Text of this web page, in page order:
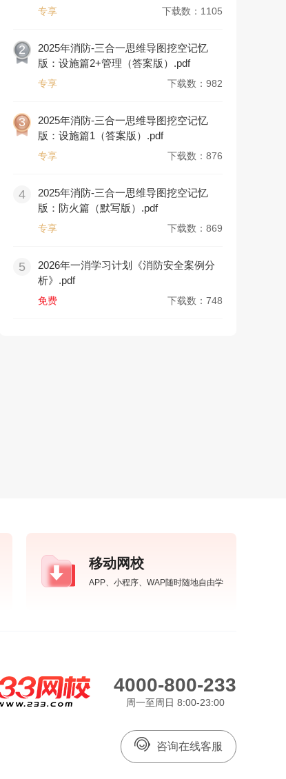
专享 下载数：1105
2
2025年消防-三合一思维导图挖空记忆
版：设施篇2+管理（答案版）.pdf
专享 下载数：982
3
2025年消防-三合一思维导图挖空记忆
版：设施篇1（答案版）.pdf
专享 下载数：876
4
2025年消防-三合一思维导图挖空记忆
版：防火篇（默写版）.pdf
专享 下载数：869
5
2026年一消学习计划《消防安全案例分
析》.pdf
免费 下载数：748
移动网校
APP、小程序、WAP随时随地自由学
4000-800-233
周一至周日 8:00-23:00
咨询在线客服